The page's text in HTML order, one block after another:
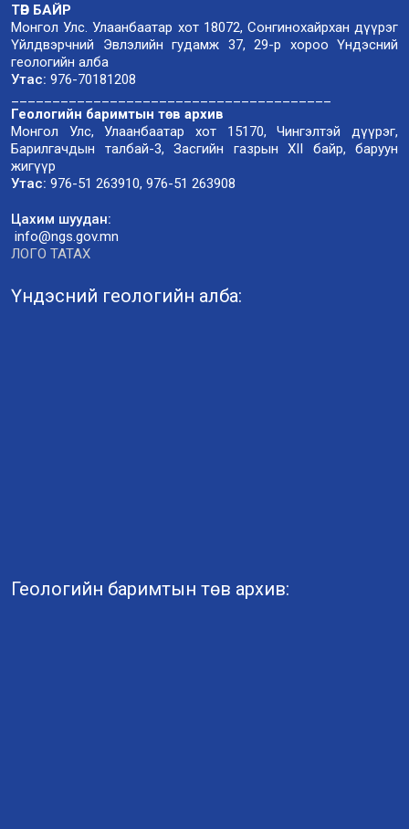
ТӨВ БАЙР
Монгол Улс. Улаанбаатар хот 18072, Сонгинохайрхан дүүрэг
Үйлдвэрчний Эвлэлийн гудамж 37, 29-р хороо Үндэсний
геологийн алба
Утас: 976-70181208
Геологийн баримтын төв архив
Монгол Улс, Улаанбаатар хот 15170, Чингэлтэй дүүрэг,
Барилгачдын талбай-3, Засгийн газрын XII байр, баруун
жигүүр
Утас: 976-51 263910, 976-51 263908
Цахим шуудан:
info@ngs.gov.mn
ЛОГО ТАТАХ
Үндэсний геологийн алба:
Геологийн баримтын төв архив: